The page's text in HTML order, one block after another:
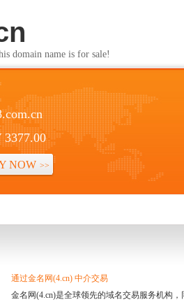
domain name is for sale!
3377.00
NOW >>
通过金名网(4.cn) 中介交易
金名网(4.cn)是全球领先的域名交易服务机构